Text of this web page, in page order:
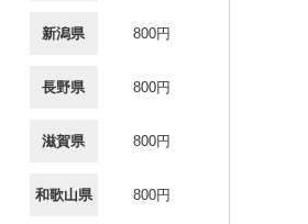
新潟県 800円
長野県 800円
滋賀県 800円
和歌山県 800円